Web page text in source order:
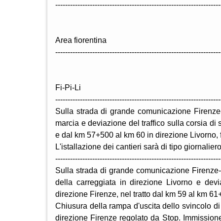
Area fiorentina
Fi-Pi-Li
Sulla strada di grande comunicazione
marcia e deviazione del traffico sulla corsia di
e dal km 57+500 al km 60 in direzione Livorno,
L'istallazione dei cantieri sarà di tipo
Sulla strada di grande comunicazione
della carreggiata in direzione Livorno e
direzione Firenze, nel tratto dal km 59 al km
Chiusura della rampa d'uscita dello svincolo
direzione Firenze regolato da Stop.